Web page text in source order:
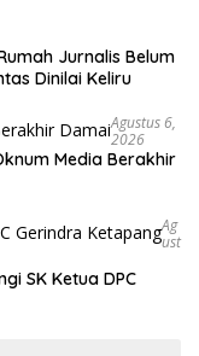
Jurnalis Belum
Dinilai Keliru
Agustus 6,
2026
Media Berakhir
Ag
Ust
SK Ketua DPC